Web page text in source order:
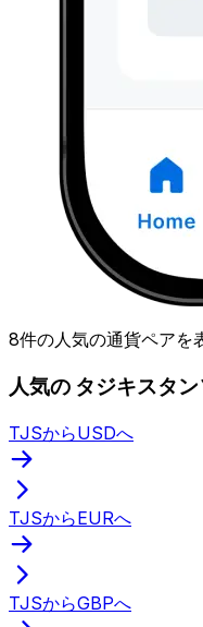
8件の人気の通貨ペアを
人気の タジキスタ
TJSからUSDへ
TJSからEURへ
TJSからGBPへ